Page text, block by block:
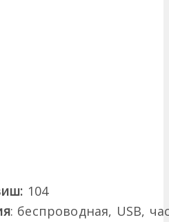
104
: беспроводная, USB,